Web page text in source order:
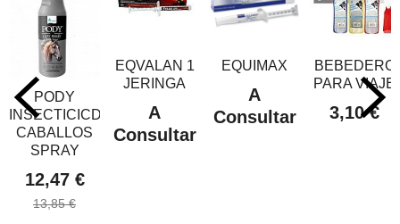
PODY
INSECTICICDA
CABALLOS
SPRAY
12,47 €
13,85 €
EQVALAN 1
JERINGA
A
Consultar
EQUIMAX
A
Consultar
BEBEDERO
PARA VIAJE
3,10 €